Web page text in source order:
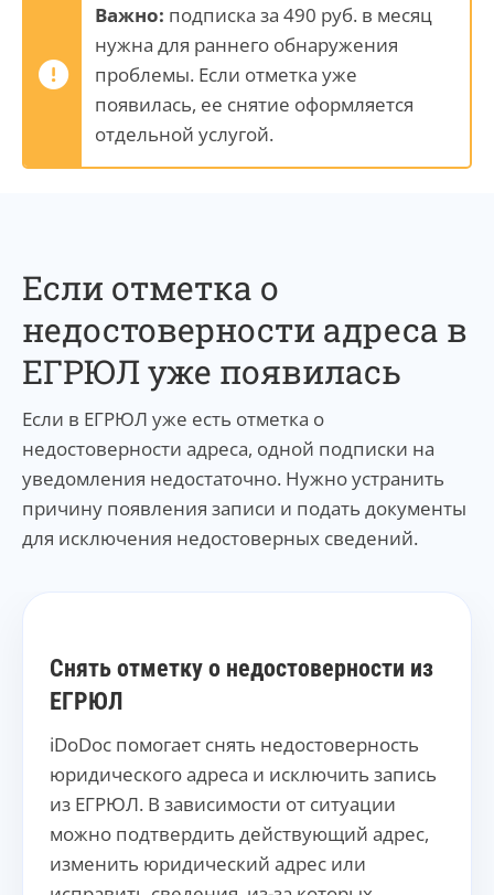
Важно: подписка за 490 руб. в месяц
нужна для раннего обнаружения
проблемы. Если отметка уже
появилась, ее снятие оформляется
отдельной услугой.
Если отметка о
недостоверности адреса в
ЕГРЮЛ уже появилась
Если в ЕГРЮЛ уже есть отметка о
недостоверности адреса, одной подписки на
уведомления недостаточно. Нужно устранить
причину появления записи и подать документы
для исключения недостоверных сведений.
Снять отметку о недостоверности из
ЕГРЮЛ
iDoDoc помогает снять недостоверность
юридического адреса и исключить запись
из ЕГРЮЛ. В зависимости от ситуации
можно подтвердить действующий адрес,
изменить юридический адрес или